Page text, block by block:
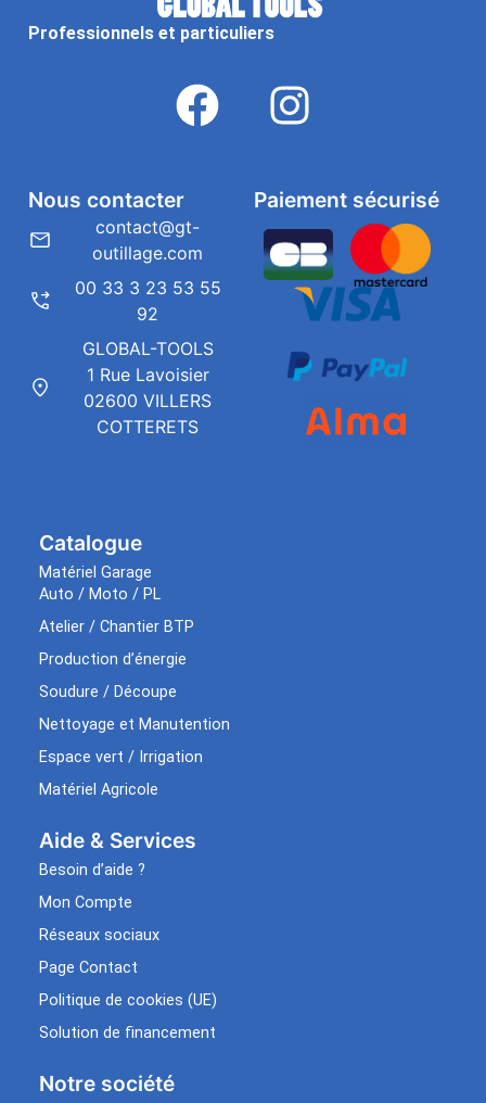
Professionnels et particuliers
Catalogue
Matériel Garage
Auto / Moto / PL
Atelier / Chantier BTP
Production d’énergie
Soudure / Découpe
Nettoyage et Manutention
Espace vert / Irrigation
Matériel Agricole
Aide & Services​
Besoin d’aide ?
Mon Compte
Réseaux sociaux
Page Contact
Politique de cookies (UE)
Solution de financement
Notre société
Paiement sécurisé
Nous contacter
contact@gt-
outillage.com
00 33 3 23 53 55
92
GLOBAL-TOOLS
1 Rue Lavoisier
02600 VILLERS
COTTERETS